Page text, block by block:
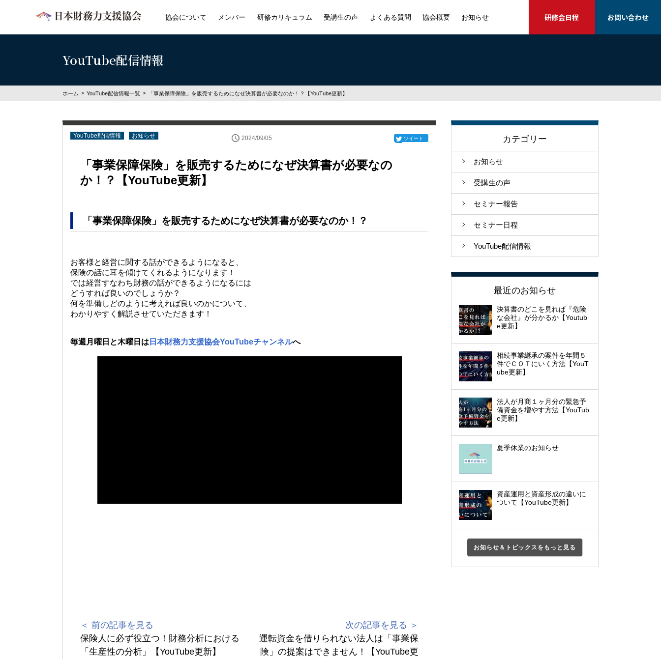
協会について メンバー 研修カリキュラム 受講生の声 よくある質問 協会概要 お知らせ 研修会日程 お問い合わせ
YouTube配信情報
ホーム YouTube配信情報一覧 「事業保障保険」を販売するためになぜ決算書が必要なのか！？【YouTube更新】
YouTube配信情報 お知らせ 2024/09/05 ツイート
「事業保障保険」を販売するためになぜ決算書が必要なの
か！？【YouTube更新】
「事業保障保険」を販売するためになぜ決算書が必要なのか！？
お客様と経営に関する話ができるようになると、
保険の話に耳を傾けてくれるようになります！
では経営すなわち財務の話ができるようになるには
どうすれば良いのでしょうか？
何を準備しどのように考えれば良いのかについて、
わかりやすく解説させていただきます！
毎週月曜日と木曜日は 日本財務力支援協会YouTubeチャンネルへ
＜ 前の記事を見る
保険人に必ず役立つ！財務分析における
「生産性の分析」【YouTube更新】
次の記事を見る ＞
運転資金を借りられない法人は「事業保
険」の提案はできません！【YouTube更
カテゴリー
お知らせ
受講生の声
セミナー報告
セミナー日程
YouTube配信情報
最近のお知らせ
決算書のどこを見れば『危険
な会社』が分かるか【Youtub
e更新】
相続事業継承の案件を年間５
件でＣＯＴにいく方法【YouT
ube更新】
法人が月商１ヶ月分の緊急予
備資金を増やす方法【YouTub
e更新】
夏季休業のお知らせ
資産運用と資産形成の違いに
ついて【YouTube更新】
お知らせ＆トピックスをもっと見る